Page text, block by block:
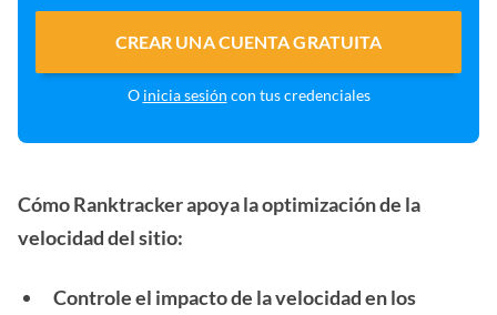
CREAR UNA CUENTA GRATUITA
O inicia sesión con tus credenciales
Cómo Ranktracker apoya la optimización de la
velocidad del sitio:
Controle el impacto de la velocidad en los